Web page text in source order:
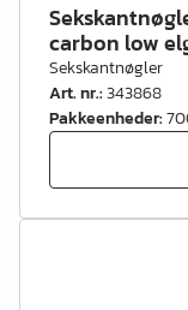
carbon low
Sekskantnøgler
Art. nr.:343868
Pakkeenheder: